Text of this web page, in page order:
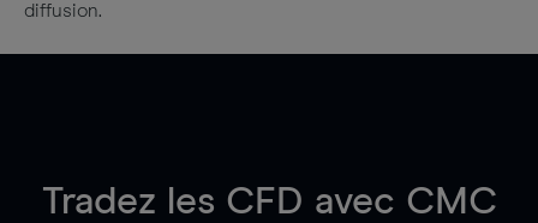
diffusion.
Tradez les CFD avec CMC